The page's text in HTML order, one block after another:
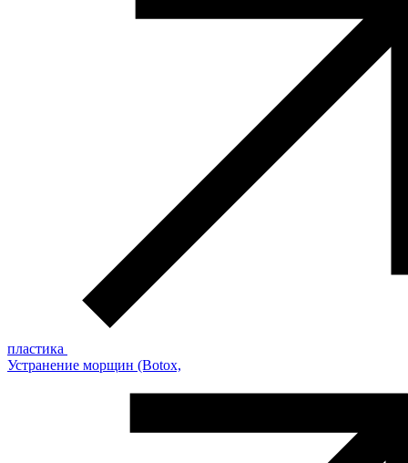
пластика
Устранение морщин (Botox,